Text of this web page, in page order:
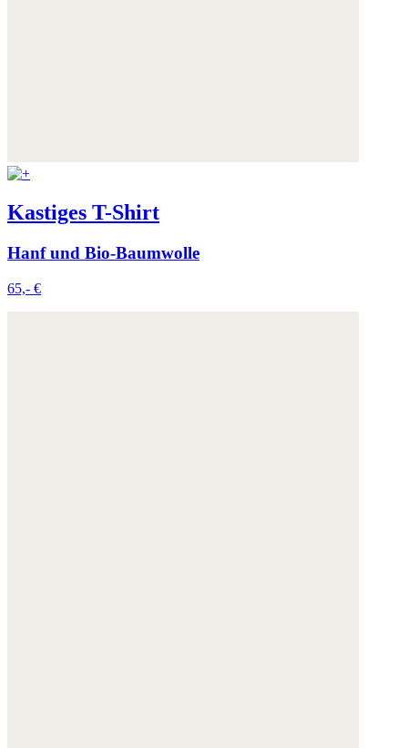
Kastiges T-Shirt
Hanf und Bio-Baumwolle
65,- €